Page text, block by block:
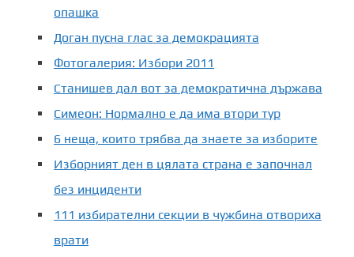
опашка
Доган пусна глас за демокрацията
Фотогалерия: Избори 2011
Станишев дал вот за демократична държава
Симеон: Нормално е да има втори тур
6 неща, които трябва да знаете за изборите
Изборният ден в цялата страна е започнал
без инциденти
111 избирателни секции в чужбина отвориха
врати